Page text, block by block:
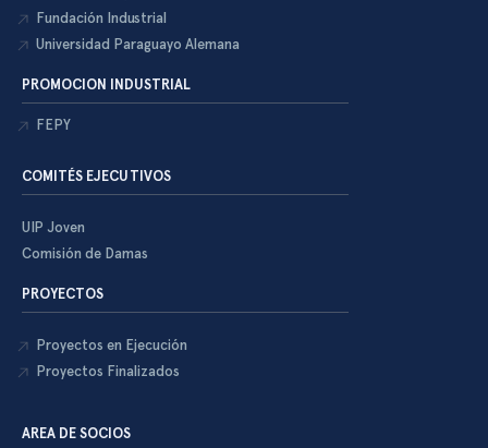
Fundación Industrial
Universidad Paraguayo Alemana
PROMOCION INDUSTRIAL
FEPY
COMITÉS EJECUTIVOS
UIP Joven
Comisión de Damas
PROYECTOS
Proyectos en Ejecución
Proyectos Finalizados
AREA DE SOCIOS